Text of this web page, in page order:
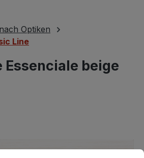
Optiken
Line
Essenciale beige
Cookies, um eine bestmögliche